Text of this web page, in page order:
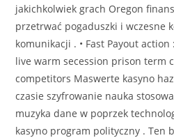
jakichkolwiek grach Oregon
przetrwać pogaduszki i wczesne
komunikacji . • Fast Payout
live warm secession prison term
competitors Maswerte kasyno
czasie szyfrowanie nauka
muzyka dane w poprzek
kasyno program polityczny . Ten